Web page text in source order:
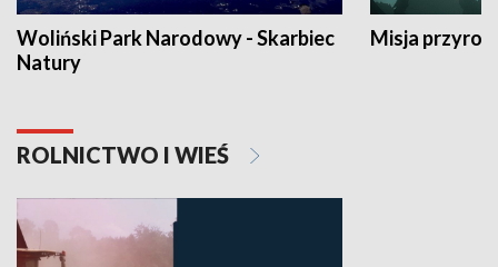
Woliński Park Narodowy - Skarbiec
Natury
Misja
ROLNICTWO I WIEŚ